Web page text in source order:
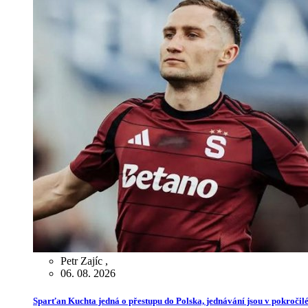
Petr Zajíc ,
06. 08. 2026
Sparťan Kuchta jedná o přestupu do Polska, jednávání jsou v